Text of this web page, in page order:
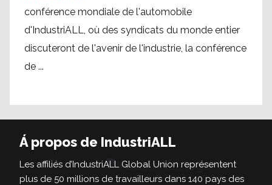
conférence mondiale de l'automobile
d'IndustriALL, où des syndicats du monde entier
discuteront de l'avenir de l'industrie, la conférence
de ...
Á propos de IndustriALL
Les affiliés d’IndustriALL Global Union représentent
plus de 50 millions de travailleurs dans 140 pays des